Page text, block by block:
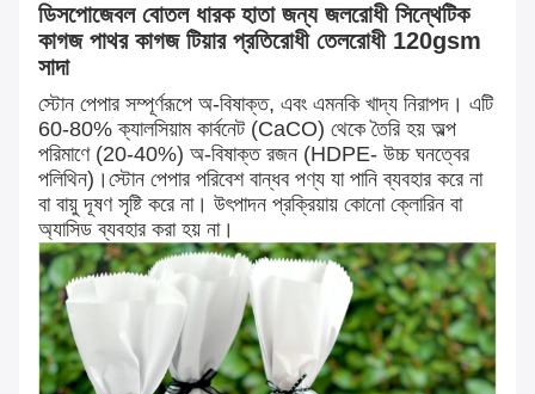
ডিসপোজেবল বোতল ধারক হাতা জন্য জলরোধী সিন্থেটিক
কাগজ পাথর কাগজ টিয়ার প্রতিরোধী তেলরোধী 120gsm
সাদা
স্টোন পেপার সম্পূর্ণরূপে অ-বিষাক্ত, এবং এমনকি খাদ্য নিরাপদ। এটি
60-80% ক্যালসিয়াম কার্বনেট (CaCO) থেকে তৈরি হয় অল্প
পরিমাণে (20-40%) অ-বিষাক্ত রজন (HDPE- উচ্চ ঘনত্বের
পলিথিন)।স্টোন পেপার পরিবেশ বান্ধব পণ্য যা পানি ব্যবহার করে না
বা বায়ু দূষণ সৃষ্টি করে না। উৎপাদন প্রক্রিয়ায় কোনো ক্লোরিন বা
অ্যাসিড ব্যবহার করা হয় না।